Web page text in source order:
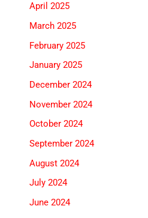
April 2025
March 2025
February 2025
January 2025
December 2024
November 2024
October 2024
September 2024
August 2024
July 2024
June 2024